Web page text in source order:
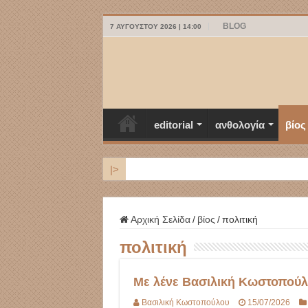
7 ΑΥΓΟΎΣΤΟΥ 2026 | 14:00 BLOG
editorial ανθολογία βίος
|>
Αρχική Σελίδα / βίος / πολιτική
πολιτική
Με λένε Βασιλική
Βασιλική Κωστοπούλου 15/07/2026